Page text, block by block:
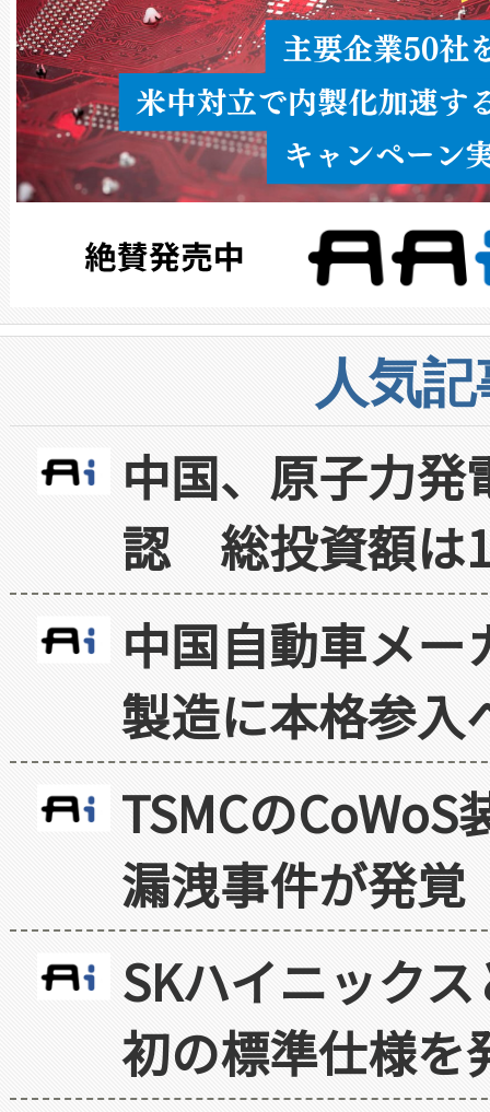
人気
中国、原子力
認 総投資額は
中国自動車メ
製造に本格参入
TSMCの
漏洩事件が発覚
SKハイニック
初の標準仕様を